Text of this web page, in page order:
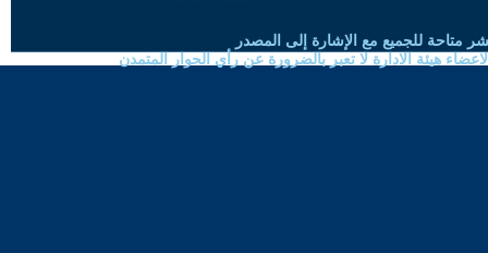
متاحة للجميع مع الإشارة إلى المصدر
هيئة الادارة لا تعبر بالضرورة عن رأي الحوار المتمدن